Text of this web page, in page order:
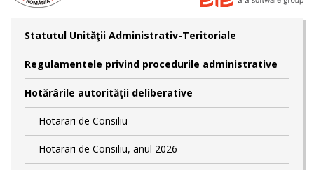
Statutul Unităţii Administrativ-Teritoriale
Regulamentele privind procedurile administrative
Hotărârile autorităţii deliberative
Hotarari de Consiliu
Hotarari de Consiliu, anul 2026